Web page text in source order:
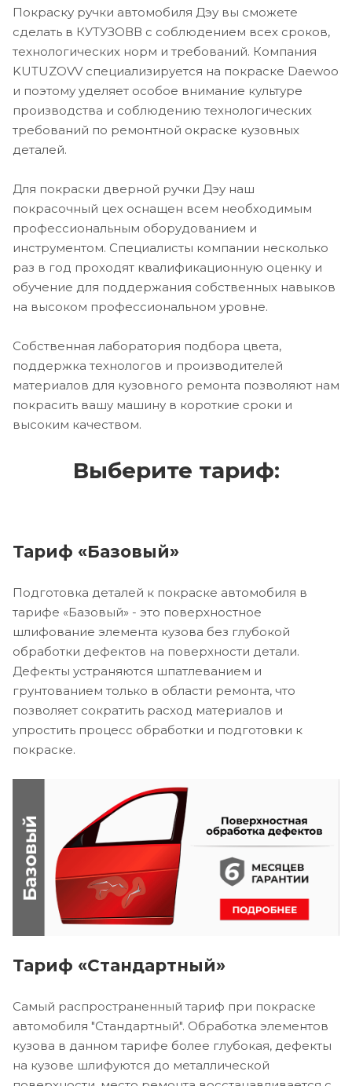
Покраску ручки автомобиля Дэу вы сможете
сделать в КУТУЗОВВ с соблюдением всех сроков,
технологических норм и требований. Компания
KUTUZOVV специализируется на покраске Daewoo
и поэтому уделяет особое внимание культуре
производства и соблюдению технологических
требований по ремонтной окраске кузовных
деталей.
Для покраски дверной ручки Дэу наш
покрасочный цех оснащен всем необходимым
профессиональным оборудованием и
инструментом. Специалисты компании несколько
раз в год проходят квалификационную оценку и
обучение для поддержания собственных навыков
на высоком профессиональном уровне.
Собственная лаборатория подбора цвета,
поддержка технологов и производителей
материалов для кузовного ремонта позволяют нам
покрасить вашу машину в короткие сроки и
высоким качеством.
Выберите тариф:
Тариф «Базовый»
Подготовка деталей к покраске автомобиля в
тарифе «Базовый» - это поверхностное
шлифование элемента кузова без глубокой
обработки дефектов на поверхности детали.
Дефекты устраняются шпатлеванием и
грунтованием только в области ремонта, что
позволяет сократить расход материалов и
упростить процесс обработки и подготовки к
покраске.
Тариф «Стандартный»
Самый распространенный тариф при покраске
автомобиля "Стандартный". Обработка элементов
кузова в данном тарифе более глубокая, дефекты
на кузове шлифуются до металлической